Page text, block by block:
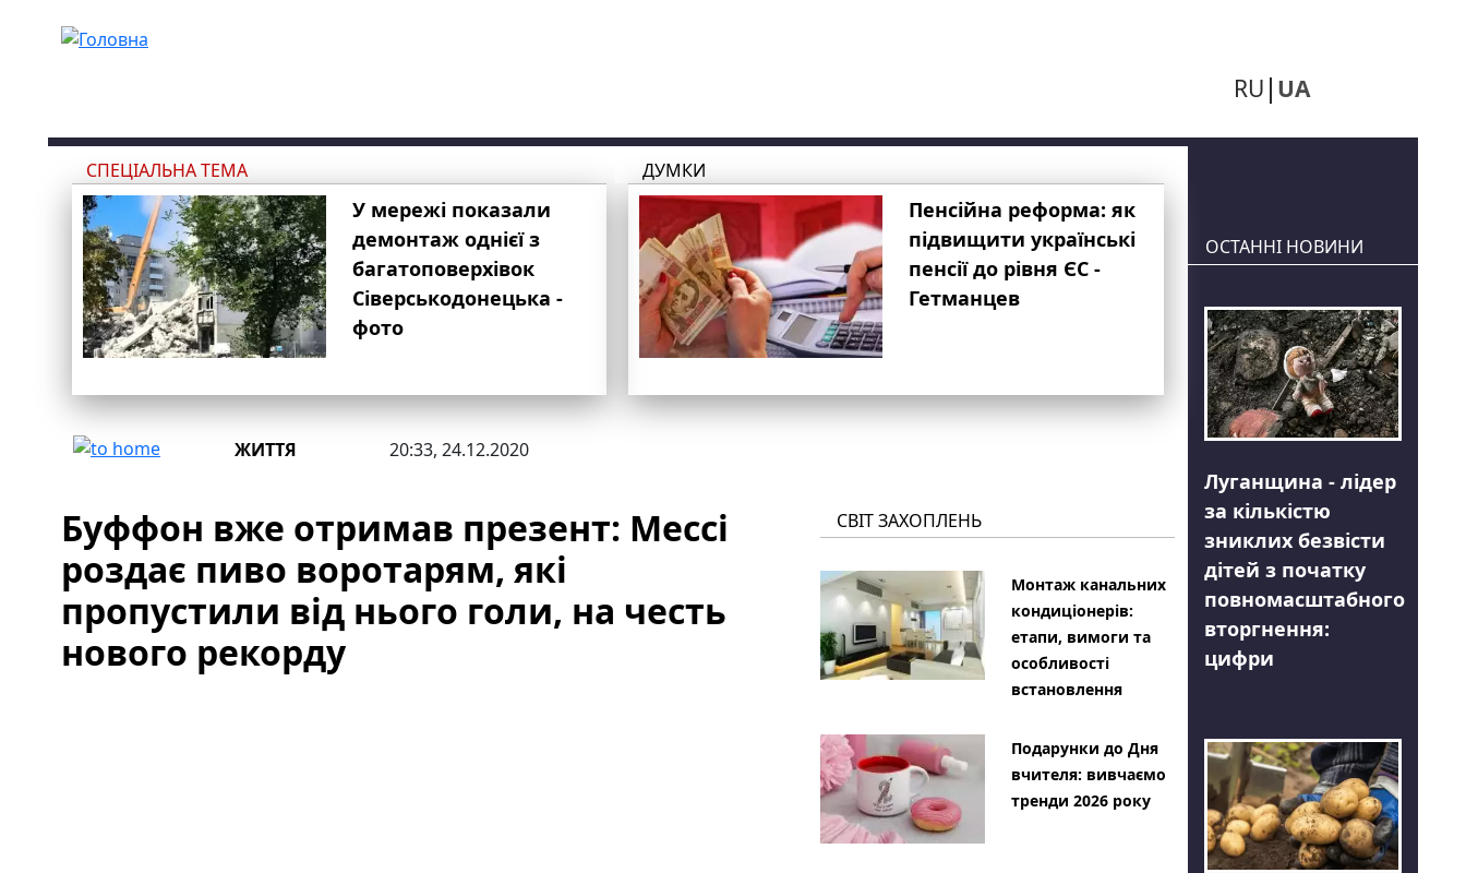
RU UA
СПЕЦІАЛЬНА ТЕМА
У мережі показали
демонтаж однієї з
багатоповерхівок
Сіверськодонецька -
фото
ДУМКИ
Пенсійна реформа: як
підвищити українські
пенсії до рівня ЄС -
Гетманцев
ЖИТТЯ 20:33, 24.12.2020
Буффон вже отримав презент: Мессі
роздає пиво воротарям, які
пропустили від нього голи, на честь
нового рекорду
СВІТ ЗАХОПЛЕНЬ
Монтаж канальних
кондиціонерів:
етапи, вимоги та
особливості
встановлення
Подарунки до Дня
вчителя: вивчаємо
тренди 2026 року
ОСТАННІ НОВИНИ
Луганщина - лідер
за кількістю
зниклих безвісти
дітей з початку
повномасштабного
вторгнення:
цифри